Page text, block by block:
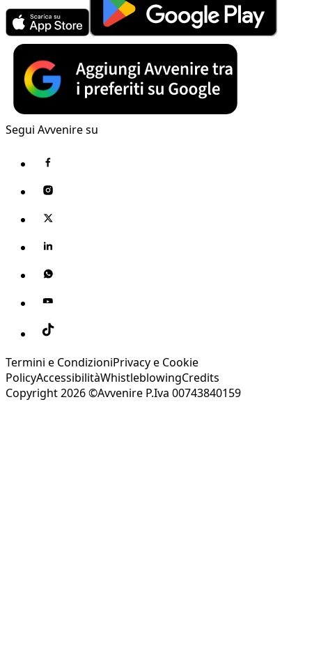
Segui Avvenire su
Termini e CondizioniPrivacy e Cookie
PolicyAccessibilitàWhistleblowingCredits
Copyright 2026 ©Avvenire P.Iva 00743840159